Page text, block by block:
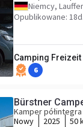
Niemcy,
Opublikowane: 18d.
Camping Freizeit
6
Bürstner
Kamper półintegra
Nowy
2025 50